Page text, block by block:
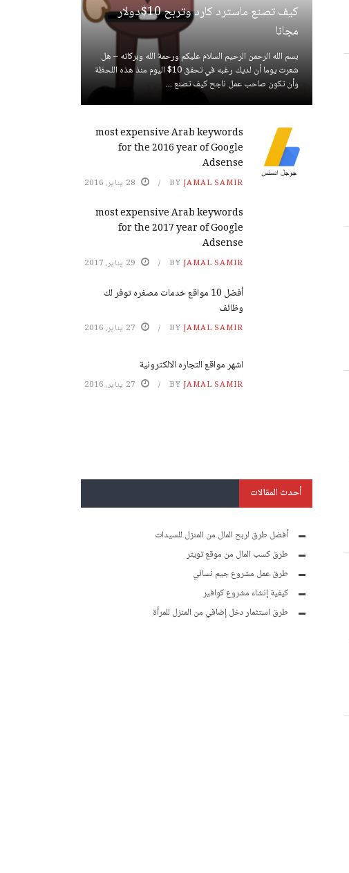
كيف تصنع ماسترد كارد وتربح 10$دولار
مجانا
بسم الله الرحمن الرحيم السلام عليكم ورحمة الله وبركاته – هل
شعرت يوما أن لديك رغبه في تحقق 10$ اليوم منذ هذه اللحظة
وأن تكون صاحب عمل ناجح كيف تصنع ...
most expensive Arab keywords
for the 2016 year of Google
Adsense
BY JAMAL SAMIR 28 يناير، 2016
most expensive Arab keywords
for the 2017 year of Google
Adsense
BY JAMAL SAMIR 29 يناير، 2017
أفضل 10 مواقع خدمات مصغره توفر لك
وظائف
BY JAMAL SAMIR 27 يناير، 2016
اشهر مواقع التجاره الالكترونية
BY JAMAL SAMIR 27 يناير، 2016
أحدث المقالات
أفضل طرق لربح المال من المنزل للسيدات
طرق كسب المال من موقع تويتر
طرق عمل مشروع جيم نسائي
كيفية إنشاء مشروع كوافير
طرق استثمار دخل إضافي من المنزل للمرأة